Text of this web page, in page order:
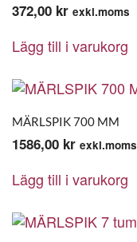
372,00 kr exkl.moms
Lägg till i varukorg
MÄRLSPIK 700 MM
1586,00 kr exkl.moms
Lägg till i varukorg